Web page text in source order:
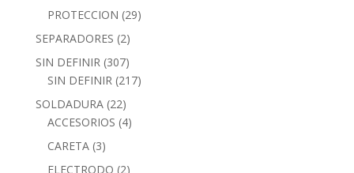
PROTECCION (29)
SEPARADORES (2)
SIN DEFINIR (307)
SIN DEFINIR (217)
SOLDADURA (22)
ACCESORIOS (4)
CARETA (3)
ELECTRODO (2)